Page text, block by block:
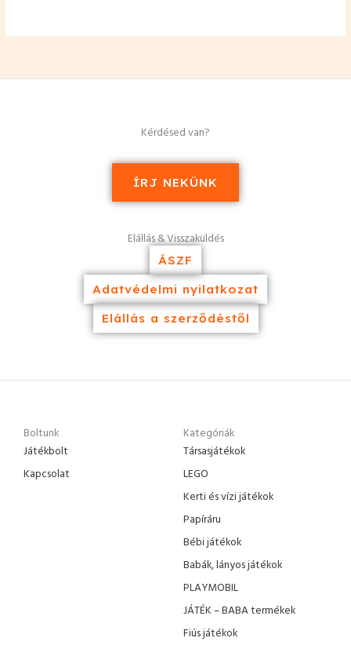
Kérdésed van?
ÍRJ NEKÜNK
Elállás & Visszaküldés
ÁSZF
Adatvédelmi nyilatkozat
Elállás a szerződéstől
Boltunk
Játékbolt
Kapcsolat
Kategóriák
Társasjátékok
LEGO
Kerti és vízi játékok
Papíráru
Bébi játékok
Babák, lányos játékok
PLAYMOBIL
JÁTÉK – BABA termékek
Fiús játékok